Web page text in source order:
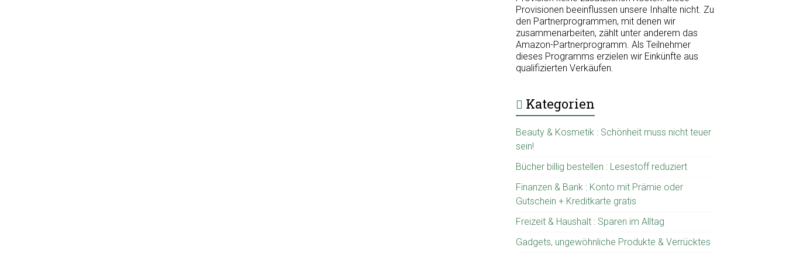
Provisionen beeinflussen unsere Inhalte nicht. Zu
den Partnerprogrammen, mit denen wir
zusammenarbeiten, zählt unter anderem das
Amazon-Partnerprogramm. Als Teilnehmer
dieses Programms erzielen wir Einkünfte aus
qualifizierten Verkäufen.
Kategorien
Beauty & Kosmetik : Schönheit muss nicht teuer
sein!
Bücher billig bestellen : Lesestoff reduziert
Finanzen & Bank : Konto mit Prämie oder
Gutschein + Kreditkarte gratis
Freizeit & Haushalt : Sparen im Alltag
Gadgets, ungewöhnliche Produkte & Verrücktes